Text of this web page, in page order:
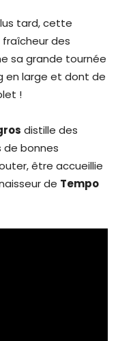
tard, cette
des
sa grande tournée
en large et dont de
!
distille des
de bonnes
être accueillie
de Tempo